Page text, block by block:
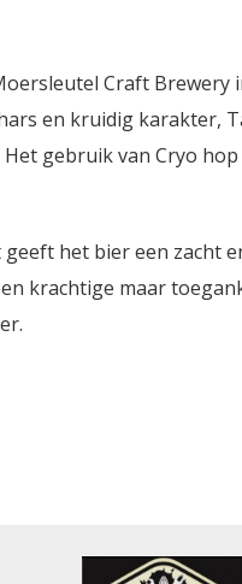
Craft Brewery
en kruidig karakter,
gebruik van Cryo
het bier een zacht
krachtige maar